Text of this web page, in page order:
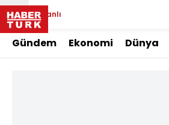
Canlı
Gündem Ekonomi Dünya